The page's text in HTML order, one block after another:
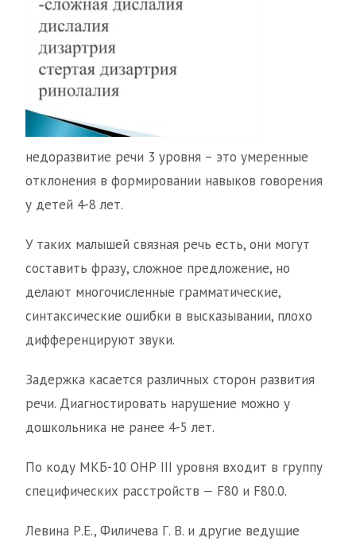
недоразвитие речи 3 уровня – это умеренные
отклонения в формировании навыков говорения
у детей 4-8 лет.
У таких малышей связная речь есть, они могут
составить фразу, сложное предложение, но
делают многочисленные грамматические,
синтаксические ошибки в высказывании, плохо
дифференцируют звуки.
Задержка касается различных сторон развития
речи. Диагностировать нарушение можно у
дошкольника не ранее 4-5 лет.
По коду МКБ-10 ОНР III уровня входит в группу
специфических расстройств — F80 и F80.0.
Левина Р.Е., Филичева Г. В. и другие ведущие